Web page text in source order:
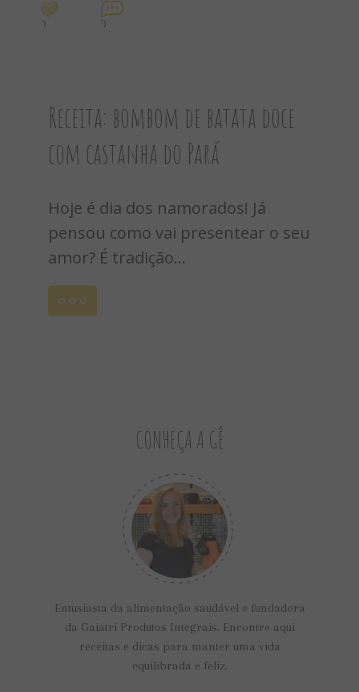
0 0
Receita: bombom de batata doce
com castanha do Pará
Hoje é dia dos namorados! Já
pensou como vai presentear o seu
amor? É tradição...
CONHEÇA A GÊ
Entusiasta da alimentação saudável e fundadora
da Gaiatri Produtos Integrais. Encontre aqui
receitas e dicas para manter uma vida
equilibrada e feliz.